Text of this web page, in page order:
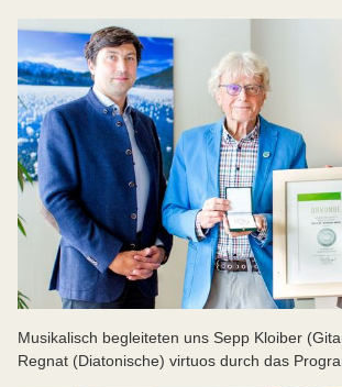
Musikalisch begleiteten uns Sepp Kloiber
Regnat (Diatonische) virtuos durch das